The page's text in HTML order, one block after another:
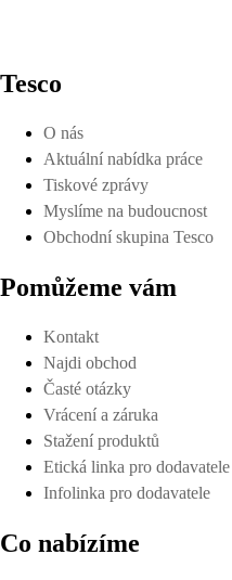
Tesco
O nás
Aktuální nabídka práce
Tiskové zprávy
Myslíme na budoucnost
Obchodní skupina Tesco
Pomůžeme vám
Kontakt
Najdi obchod
Časté otázky
Vrácení a záruka
Stažení produktů
Etická linka pro dodavatele
Infolinka pro dodavatele
Co nabízíme